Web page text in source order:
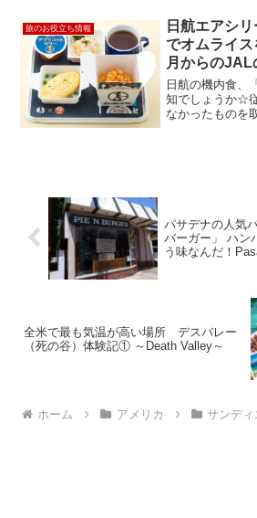
１番としました
ク・ヒルト...
旅のお役立ち情報
日航エアシ
でオムライ
月からのJAL
日航の機内食、
知でしょうか☆
なかったものを
パサデナの人気
バーガー」 ハン
う味なんだ！
全米で最も気温が高い場所 デスバレー
（死の谷）体験記① ～Death Valley～
ホーム アメリカ サンディ